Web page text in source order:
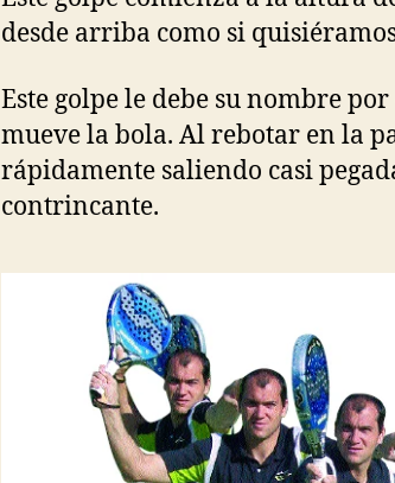
desde arriba como si
Este golpe le debe su nombre
mueve la bola. Al rebotar en la
rápidamente saliendo casi
contrincante.